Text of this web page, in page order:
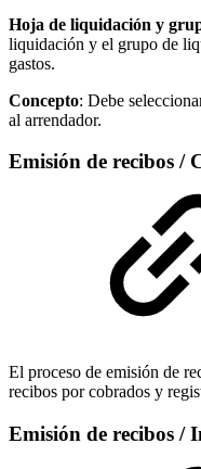
Hoja de liquidación y
liquidación y el grupo de
gastos.
Concepto: Debe
al arrendador.
Emisión de recibos /
El proceso de emisión de
recibos por cobrados y
Emisión de recibos /